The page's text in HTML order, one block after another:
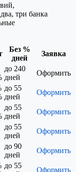
три банка
Без %
дней
Заявка
до 240
дней
Оформить
до 55
дней
Оформить
до 55
дней
Оформить
до 55
дней
Оформить
до 90
дней
Оформить
до 55
Оформить